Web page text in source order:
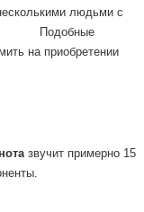
людьми с
Подобные
на приобретении
нота звучит примерно 15